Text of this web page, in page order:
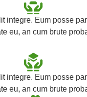
integre. Eum posse
eu, an cum brute
integre. Eum posse
eu, an cum brute